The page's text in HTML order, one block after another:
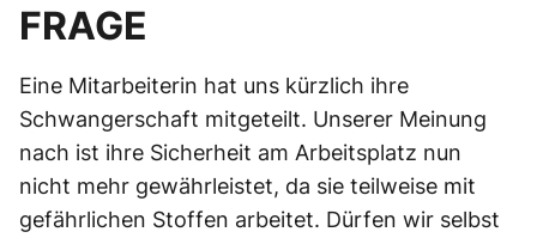
FRAGE
Eine Mitarbeiterin hat uns kürzlich ihre
Schwangerschaft mitgeteilt. Unserer Meinung
nach ist ihre Sicherheit am Arbeitsplatz nun
nicht mehr gewährleistet, da sie teilweise mit
gefährlichen Stoffen arbeitet. Dürfen wir selbst